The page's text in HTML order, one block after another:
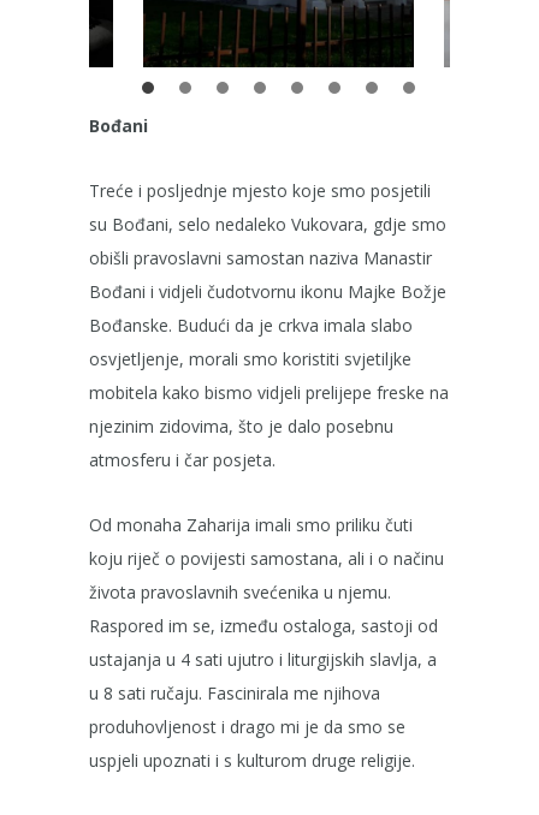
Bođani
Treće i posljednje mjesto koje smo posjetili
su Bođani, selo nedaleko Vukovara, gdje smo
obišli pravoslavni samostan naziva Manastir
Bođani i vidjeli čudotvornu ikonu Majke Božje
Bođanske. Budući da je crkva imala slabo
osvjetljenje, morali smo koristiti svjetiljke
mobitela kako bismo vidjeli prelijepe freske na
njezinim zidovima, što je dalo posebnu
atmosferu i čar posjeta.
Od monaha Zaharija imali smo priliku čuti
koju riječ o povijesti samostana, ali i o načinu
života pravoslavnih svećenika u njemu.
Raspored im se, između ostaloga, sastoji od
ustajanja u 4 sati ujutro i liturgijskih slavlja, a
u 8 sati ručaju. Fascinirala me njihova
produhovljenost i drago mi je da smo se
uspjeli upoznati i s kulturom druge religije.